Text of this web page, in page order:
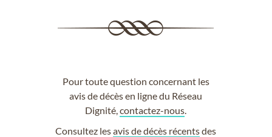
Pour toute question concernant les
avis de décès en ligne du Réseau
Dignité,contactez-nous
Consultez lesavis de décès récentsdes